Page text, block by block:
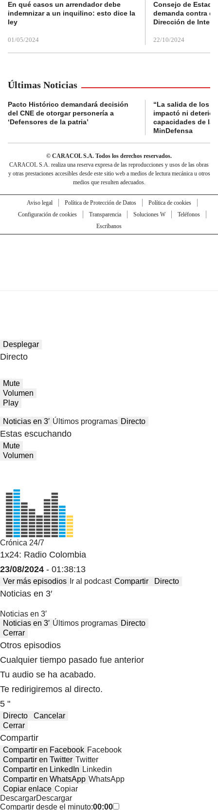
En qué casos un arrendador debe
indemnizar a un inquilino: esto dice la
ley
01/05/2024
Consejo de
demanda contra
Dirección de
22/10/2024
Últimas Noticias
Pacto Histórico demandará decisión
del CNE de otorgar personería a
‘Defensores de la patria’
“La salida de los
impactó ni
capacidades de las
MinDefensa
© CARACOL S.A. Todos los derechos reservados.
CARACOL S.A. realiza una reserva expresa de las reproducciones y usos de las obras
y otras prestaciones accesibles desde este sitio web a medios de lectura mecánica u otros
medios que resulten adecuados.
Aviso legal Política de Protección de Datos
Política de cookies
Configuración de cookies
Transparencia Soluciones W
Teléfonos
Escríbanos
Desplegar
Directo
Mute
Volumen
Play
Noticias en 3′ Últimos programas Directo
Estas escuchando
Mute
Volumen
Crónica 24/7
1x24: Radio Colombia
23/08/2024 - 01:38:13
Ver más episodios Ir al podcast Compartir Directo
Noticias en 3′
Noticias en 3′
Noticias en 3′ Últimos programas Directo
Cerrar
Otros episodios
Cualquier tiempo pasado fue anterior
Tu audio se ha acabado.
Te redirigiremos al directo.
5 "
Directo
Cancelar
Cerrar
Compartir
Compartir en Facebook Facebook
Compartir en Twitter Twitter
Compartir en LinkedIn Linkedin
Compartir en WhatsApp WhatsApp
Copiar enlace Copiar
DescargarDescargar
Compartir desde el minuto:00:00